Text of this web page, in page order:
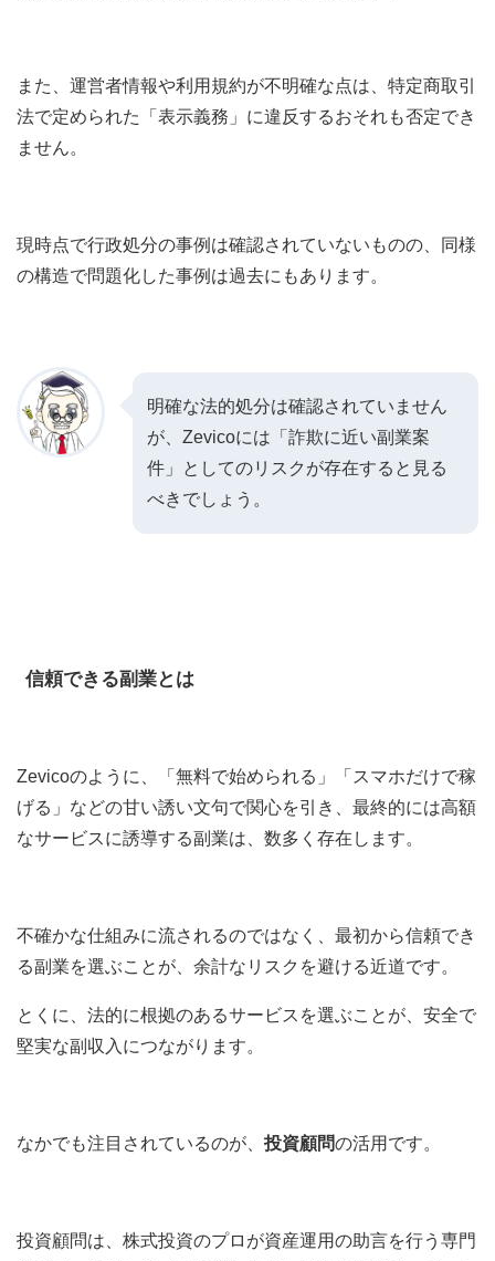
また、運営者情報や利用規約が不明確な点は、特定商取引
法で定められた「表示義務」に違反するおそれも否定でき
ません。
現時点で行政処分の事例は確認されていないものの、同様
の構造で問題化した事例は過去にもあります。
明確な法的処分は確認されていません
が、Zevicoには「詐欺に近い副業案
件」としてのリスクが存在すると見る
べきでしょう。
信頼できる副業とは
Zevicoのように、「無料で始められる」「スマホだけで稼
げる」などの甘い誘い文句で関心を引き、最終的には高額
なサービスに誘導する副業は、数多く存在します。
不確かな仕組みに流されるのではなく、最初から信頼でき
る副業を選ぶことが、余計なリスクを避ける近道です。
とくに、法的に根拠のあるサービスを選ぶことが、安全で
堅実な副収入につながります。
なかでも注目されているのが、 投資顧問の活用です。
投資顧問は、株式投資のプロが資産運用の助言を行う専門